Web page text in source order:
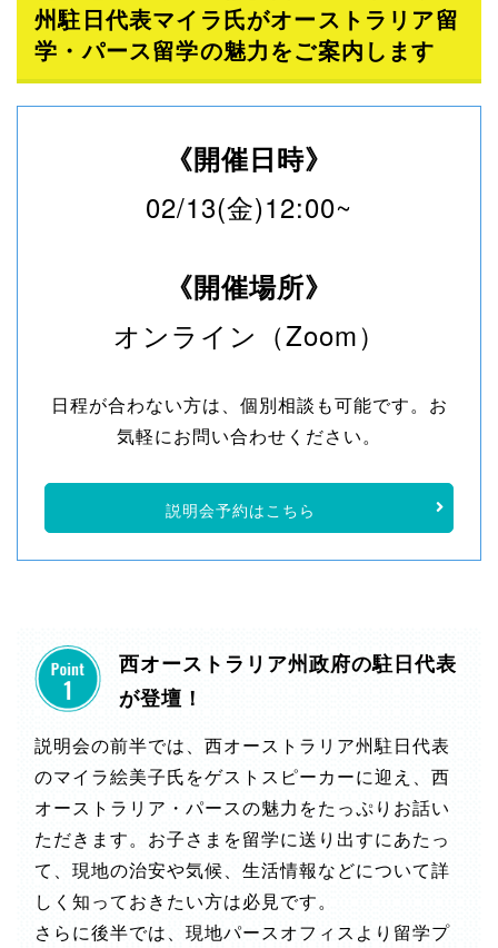
州駐日代表マイラ氏がオーストラリア留
学・パース留学の魅力をご案内します
《開催日時》
02/13(金)12:00~
《開催場所》
オンライン（Zoom）
日程が合わない方は、個別相談も可能です。お
気軽にお問い合わせください。
説明会予約はこちら
西オーストラリア州政府の駐日代表
が登壇！
説明会の前半では、西オーストラリア州駐日代表
のマイラ絵美子氏をゲストスピーカーに迎え、西
オーストラリア・パースの魅力をたっぷりお話い
ただきます。お子さまを留学に送り出すにあたっ
て、現地の治安や気候、生活情報などについて詳
しく知っておきたい方は必見です。
さらに後半では、現地パースオフィスより留学プ